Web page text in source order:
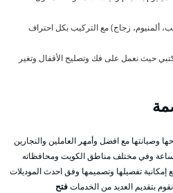
زجاج) مع التركيب بكل احتراف
حيث نعمل على فك وتصليح الأقفال وتغير
وصيانتها مع افضل وأمهر العاملين والنجارين
وفي مختلف مناطق الكويت ومحافظاته
إمكانية تفصيلها وتصميمها وفق احدث الموديلات
بتقديم العديد من الخدماتفتح